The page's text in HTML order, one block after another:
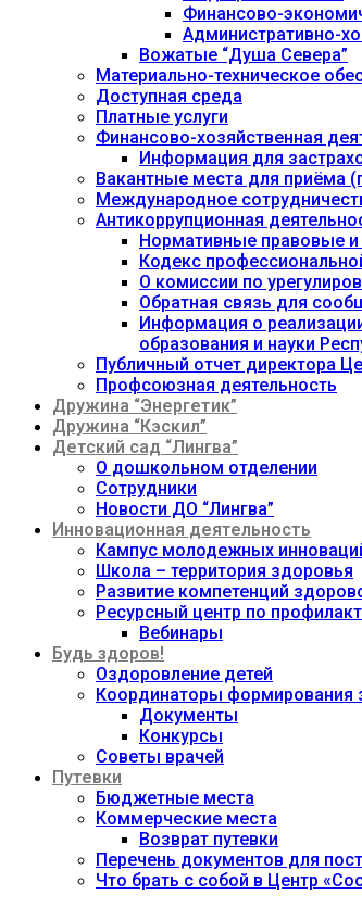
Финансово-
Административно-
Вожатые “Душа Севера”
Материально-техническое
Доступная среда
Платные услуги
Финансово-хозяйственная
Информация для
Вакантные места для приёма
Международное
Антикоррупционная
Нормативные правовые и
Кодекс
О комиссии по
Обратная связь для
Информация о
образования и науки
Публичный отчет директора
Профсоюзная деятельность
Дружина “Энергетик”
Дружина “Кэскил”
Детский сад “Лингва”
О дошкольном отделении
Сотрудники
Новости ДО “Лингва”
Инновационная деятельность
Кампус молодежных
Школа – территория здоровья
Развитие компетенций
Ресурсный центр по
Вебинары
Будь здоров!
Оздоровление детей
Координаторы формирования
Документы
Конкурсы
Советы врачей
Путевки
Бюджетные места
Коммерческие места
Возврат путевки
Перечень документов для
Что брать с собой в Центр